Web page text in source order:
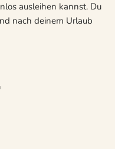
ausleihen kannst. Du
nach deinem Urlaub